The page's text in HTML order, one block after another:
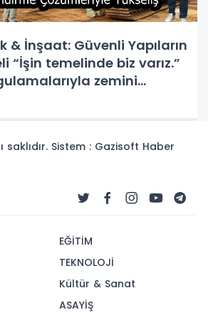
& İnşaat: Güvenli Yapıların
“İşin temelinde biz varız.”
zemini
Sistem : Gazisoft Haber
EĞİTİM
TEKNOLOJİ
Kültür & Sanat
ASAYİŞ